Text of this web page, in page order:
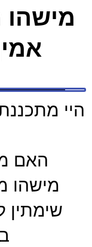
מישהו
היי
האם מפחיד
מישהו
שימתין